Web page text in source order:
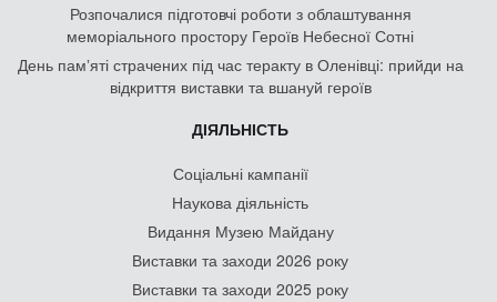
Розпочалися підготовчі роботи з облаштування
меморіального простору Героїв Небесної Сотні
День памʼяті страчених під час теракту в Оленівці: прийди на
відкриття виставки та вшануй героїв
ДІЯЛЬНІСТЬ
Соціальні кампанії
Наукова діяльність
Видання Музею Майдану
Виставки та заходи 2026 року
Виставки та заходи 2025 року